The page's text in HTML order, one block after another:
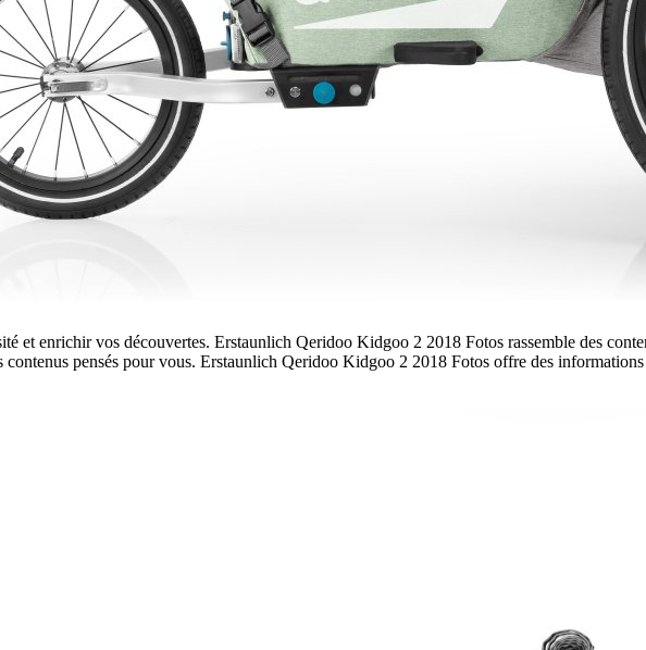
et enrichir vos découvertes. Erstaunlich Qeridoo Kidgoo 2 2018 Fotos rassemble des
contenus pensés pour vous. Erstaunlich Qeridoo Kidgoo 2 2018 Fotos offre des